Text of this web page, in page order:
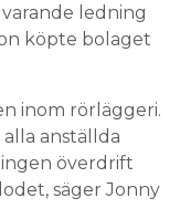
ledning
köpte bolaget
inom rörläggeri.
anställda
överdrift
säger Jonny